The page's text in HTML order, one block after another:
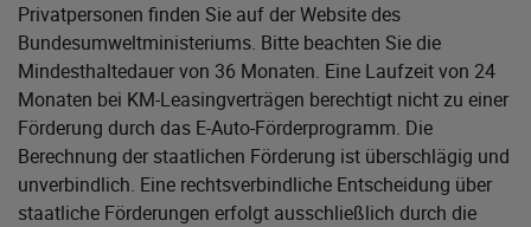
Privatpersonen finden Sie auf der Website des
Bundesumweltministeriums. Bitte beachten Sie die
Mindesthaltedauer von 36 Monaten. Eine Laufzeit von 24
Monaten bei KM-Leasingverträgen berechtigt nicht zu einer
Förderung durch das E-Auto-Förderprogramm. Die
Berechnung der staatlichen Förderung ist überschlägig und
unverbindlich. Eine rechtsverbindliche Entscheidung über
staatliche Förderungen erfolgt ausschließlich durch die